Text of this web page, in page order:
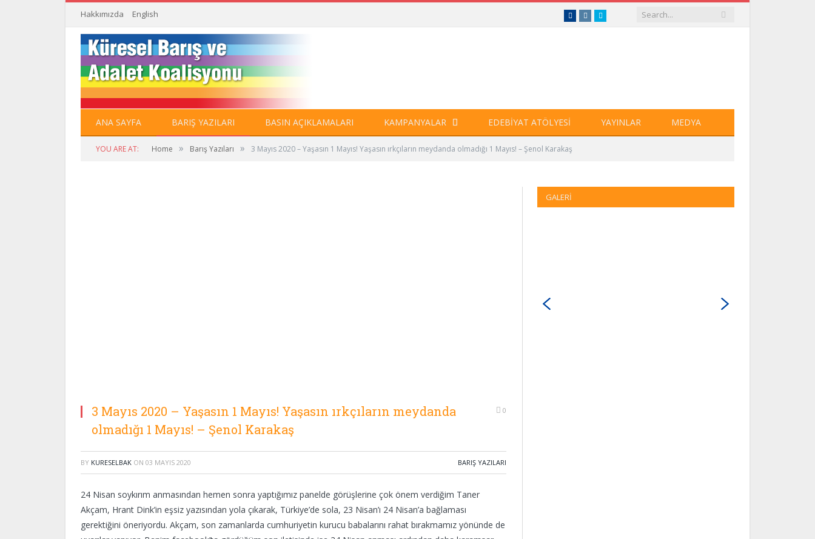
Hakkımızda English FacebookInstagramTwitter
ANA SAYFA BARIŞ YAZILARI BASIN AÇIKLAMALARI KAMPANYALAR EDEBIYAT ATÖLYESI YAYINLAR MEDYA
YOU ARE AT: Home » Barış Yazıları » 3 Mayıs 2020 – Yaşasın 1 Mayıs! Yaşasın ırkçıların meydanda olmadığı 1 Mayıs! – Şenol Karakaş
3 Mayıs 2020 – Yaşasın 1 Mayıs! Yaşasın ırkçıların meydanda
olmadığı 1 Mayıs! – Şenol Karakaş
0
BY KURESELBAK ON 03 MAYIS 2020 BARIŞ YAZILARI
24 Nisan soykırım anmasından hemen sonra yaptığımız panelde görüşlerine çok önem verdiğim Taner
Akçam, Hrant Dink’in eşsiz yazısından yola çıkarak, Türkiye’de sola, 23 Nisan’ı 24 Nisan’a bağlaması
gerektiğini öneriyordu. Akçam, son zamanlarda cumhuriyetin kurucu babalarını rahat bırakmamız yönünde de
GALERI